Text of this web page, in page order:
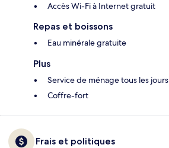
Accès Wi-Fi à Internet gratuit
Repas et boissons
Eau minérale gratuite
Plus
Service de ménage tous les jours
Coffre-fort
Frais et politiques